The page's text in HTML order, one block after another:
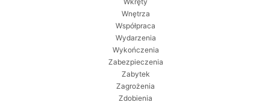
Wnętrza
Współpraca
Wydarzenia
Wykończenia
Zabezpieczenia
Zabytek
Zagrożenia
Zdobienia